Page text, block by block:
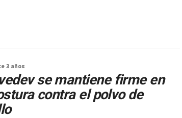
3 años
se mantiene firme en
contra el polvo de